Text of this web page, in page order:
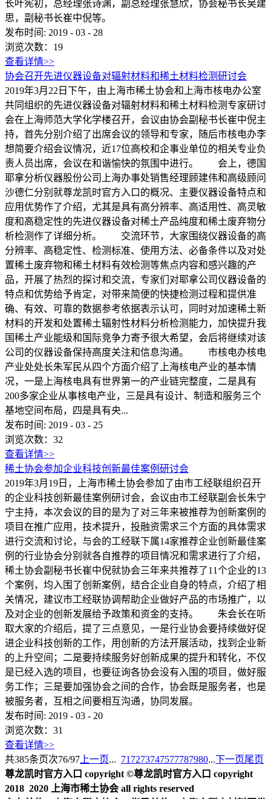
长叶宪初，总经理张诗渊，副总经理张慧欣，协会秘书长吴建
思，副秘书长崔中倪等。
发布时间: 2019 - 03 - 28
浏览次数： 19
查看详情>>
协会召开先进仪器设备对辐射材料和稀土材料检测研讨会
2019年3月22日下午，由上海市稀土协会和上海市核电办公室
共同组织的先进仪器设备对辐射材料和稀土材料检测专家研讨
会在上海师范大学化学楼召开，会议由协会副秘书长崔中倪主
持，首先分别介绍了出席会议的领导和专家，随后市核电办李
想简要介绍会议情况，近17位高校和企事业单位的相关专业负
责人员出席，会议在和谐愉快的氛围中进行。 会上，德国
耶拿分析仪器股份公司上海办事处销售经理顾建伟和高级顾问
沙德仁分别就尊龙凯时官方入口的概况、主要仪器设备特点和
应用优势作了介绍，尤其是具有高分辨率、高适用性、高灵敏
度和高稳定性的先进仪器设备对稀土产品纯度和稀土废弃物分
析检测作了详细分析。 交流环节，大家围绕仪器设备的高
分辨率、高稳定性、检测标准、使用方法、必备条件以及对处
置稀土废弃物和稀土材料有效检测等焦点内容和感兴趣的产
品，开展了热烈的探讨和交流，专家们对耶拿公司仪器设备的
特点和优势给予肯定，对带来简便的快捷检测过程和提供准
确、有效、可靠的数据参考依据表示认可，同时对加速稀土新
材料的开发和处置稀土辐射性材料分析检测能力，加快提升我
国稀土产业能级和国际竞争力寄予很大希望，会后将继续对该
公司的仪器设备保持高度关注和信息沟通。 市核电办核电
产业处处长朱军民从四个方面介绍了上海核电产业的基本情
况，一是上海核电具有世界第一的产业链完整度，二是具有
200多家企业从事核电产业，三是具有设计、制造和服务三个
基地空间布局，四是具有央...
发布时间: 2019 - 03 - 25
浏览次数： 32
查看详情>>
稀土协会参加企业科技创新最佳案例研讨会
2019年3月19日，上海市稀土协会参加了由市工经联组织召开
的企业科技创新最佳案例研讨会，会议由市工经联副会长朱宁
宁主持，本次会议的目的是为了对三年来被推荐为创新案例的
项目在推广应用，技术提升，投融资需求三个方面的具体需求
进行交流和讨论，与会的工经联下属14家推荐企业创新最佳案
例的行业协会分别就各自推荐的项目情况和需求进行了介绍，
稀土协会副秘书长崔中倪就协会三年来共推荐了11个企业的13
个案例，均入围了创新案例，结合企业自身的特点，介绍了相
关情况，建议市工经联协调帮助企业做好产品的市场推广，以
及对企业的创新发展给予政策和资金的支持。 朱会长在听
取大家的介绍后，提了三点意见，一是行业协会要持续做好促
进企业科技创新的工作，用创新的方法开展活动，找到企业新
的上升空间；二是要持续服务好创新成果的提升和转化，不仅
是已经入选的项目，也要征询各协会没有入围的项目，做好服
务工作；三是要加强协会之间的合作，协会既是服务者，也是
被服务者，互相之间要相互沟通，协同发展。
发布时间: 2019 - 03 - 20
浏览次数： 31
查看详情>>
共385条页次76/97 上一页... 71 7273747577787980...下一页尾页
尊龙凯时官方入口 copyright ©尊龙凯时官方入口 copyright
2018 2020 上海市稀土协会 all rights reserved